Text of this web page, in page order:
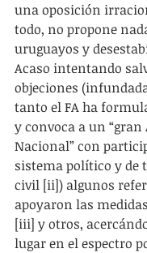
una oposición
todo, no propone
uruguayos y
Acaso intentando
objeciones
tanto el FA ha
y convoca a un “gran
Nacional” con
sistema político y de
civil [ii]) algunos
apoyaron las
[iii] y otros,
lugar en el espectro